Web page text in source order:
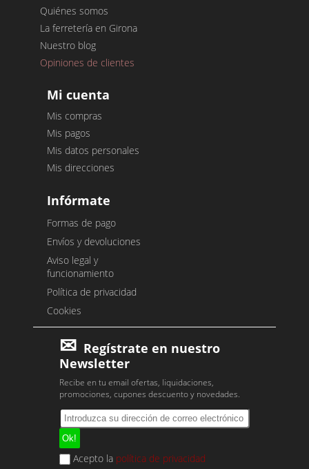
Quiénes somos
La ferretería en Girona
Nuestro blog
Opiniones de clientes
Mi cuenta
Mis compras
Mis pagos
Mis datos personales
Mis direcciones
Infórmate
Formas de pago
Envíos y devoluciones
Aviso legal y
funcionamiento
Política de privacidad
Cookies
Regístrate en nuestro
Newsletter
Recibe en tu email ofertas, liquidaciones,
promociones, cupones descuento y novedades.
Acepto la política de privacidad